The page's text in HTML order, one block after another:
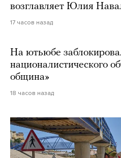
возглавляет Юлия
17 часов назад
На ютьюбе
националистического
община»
18 часов назад